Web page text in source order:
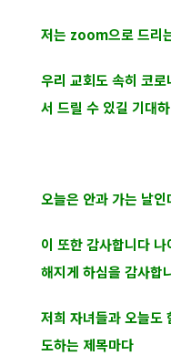
저는 zoom으로 드리
우리 교회도 속히 코
서 드릴 수 있길 기대
오늘은 안과 가는 날
이 또한 감사합니다
해지게 하심을 감사합
저희 자녀들과 오늘도
도하는 제목마다